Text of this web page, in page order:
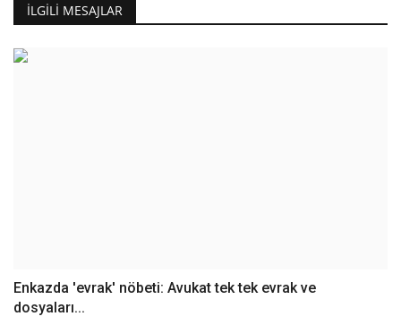
İLGILI MESAJLAR
Enkazda 'evrak' nöbeti: Avukat tek tek evrak ve
dosyaları...